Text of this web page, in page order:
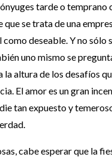
tarde o temprano
que se trata de una
deseable. Y no sólo
uno mismo se
la altura de los desafíos
El amor es un gran
tan expuesto y
cabe esperar que la